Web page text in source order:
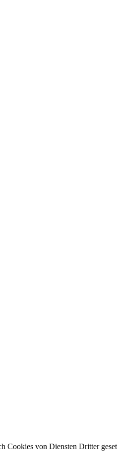
Cookies von Diensten Dritter